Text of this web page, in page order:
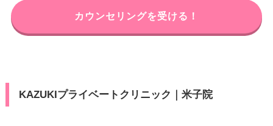
カウンセリングを受ける！
KAZUKIプライベートクリニック｜米子院